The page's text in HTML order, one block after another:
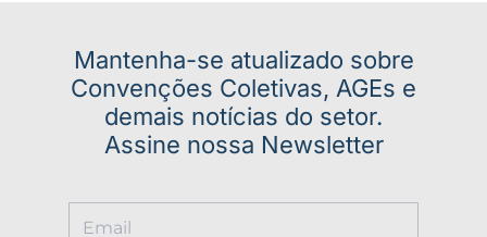
Mantenha-se atualizado sobre
Convenções Coletivas, AGEs e
demais notícias do setor.
Assine nossa Newsletter